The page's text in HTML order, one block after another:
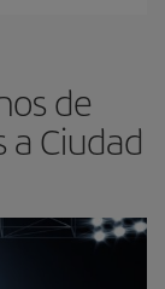
de
Ciudad